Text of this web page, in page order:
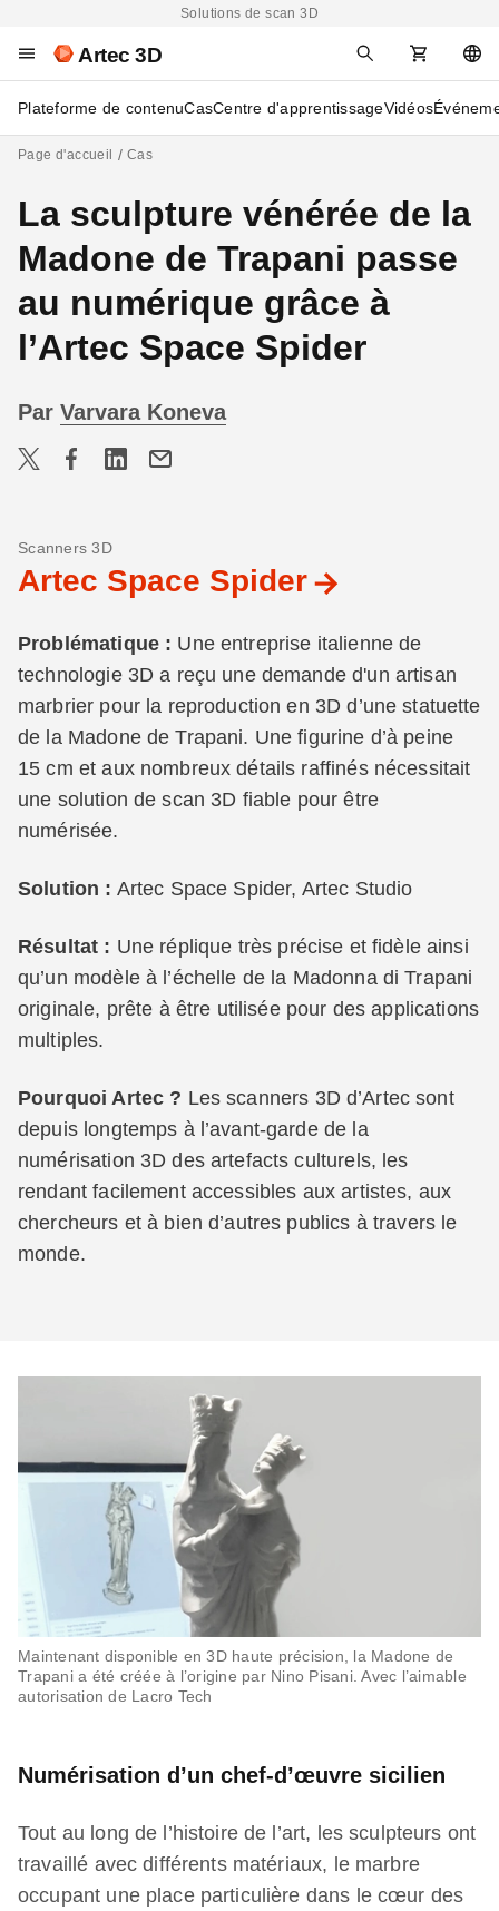
Solutions de scan 3D
Artec 3D
Plateforme de contenuCasCentre d'apprentissageVidéos
Page d'accueil Cas
La sculpture vénérée de la
Madone de Trapani passe
au numérique grâce à
l’Artec Space Spider
Par Varvara Koneva
Scanners 3D
Artec Space Spider
Problématique : Une entreprise italienne de
technologie 3D a reçu une demande d'un artisan
marbrier pour la reproduction en 3D d’une statuette
de la Madone de Trapani. Une figurine d’à peine
15 cm et aux nombreux détails raffinés nécessitait
une solution de scan 3D fiable pour être
numérisée.
Solution : Artec Space Spider, Artec Studio
Résultat : Une réplique très précise et fidèle ainsi
qu’un modèle à l’échelle de la Madonna di Trapani
originale, prête à être utilisée pour des applications
multiples.
Pourquoi Artec ? Les scanners 3D d’Artec sont
depuis longtemps à l’avant-garde de la
numérisation 3D des artefacts culturels, les
rendant facilement accessibles aux artistes, aux
chercheurs et à bien d’autres publics à travers le
monde.
Maintenant disponible en 3D haute précision, la Madone de
Trapani a été créée à l’origine par Nino Pisani. Avec l’aimable
autorisation de Lacro Tech
Numérisation d’un chef-d’œuvre sicilien
Tout au long de l’histoire de l’art, les sculpteurs ont
travaillé avec différents matériaux, le marbre
occupant une place particulière dans le cœur des